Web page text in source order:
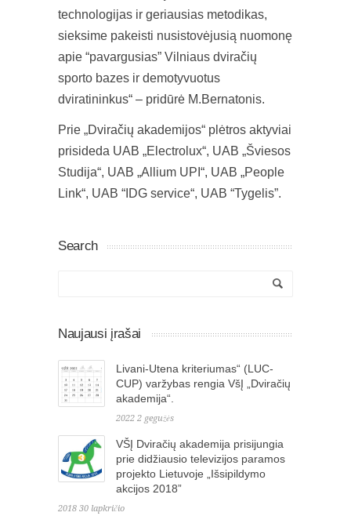
technologijas ir geriausias metodikas,
sieksime pakeisti nusistovėjusią nuomonę
apie “pavargusias” Vilniaus dviračių
sporto bazes ir demotyvuotus
dviratininkus“ – pridūrė M.Bernatonis.
Prie „Dviračių akademijos“ plėtros aktyviai
prisideda UAB „Electrolux“, UAB „Šviesos
Studija“, UAB „Allium UPI“, UAB „People
Link“, UAB “IDG service“, UAB “Tygelis”.
Search
Naujausi įrašai
Livani-Utena kriteriumas“ (LUC-
CUP) varžybas rengia VšĮ „Dviračių
akademija“.
2022 2 gegužės
VŠĮ Dviračių akademija prisijungia
prie didžiausio televizijos paramos
projekto Lietuvoje „Išsipildymo
akcijos 2018”
2018 30 lapkričio